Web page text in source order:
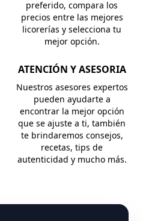
preferido, compara los
precios entre las mejores
licorerías y selecciona tu
mejor opción.
ATENCIÓN Y ASESORIA
Nuestros asesores expertos
pueden ayudarte a
encontrar la mejor opción
que se ajuste a ti, también
te brindaremos consejos,
recetas, tips de
autenticidad y mucho más.